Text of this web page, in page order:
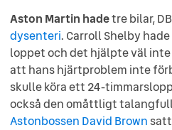
Aston Martin hadetre bilar,
dysenteri. Carroll Shelby
loppet och det hjälpte väl
att hans hjärtproblem inte
skulle köra ett 24-
också den omåttligt
Astonbossen David Brown